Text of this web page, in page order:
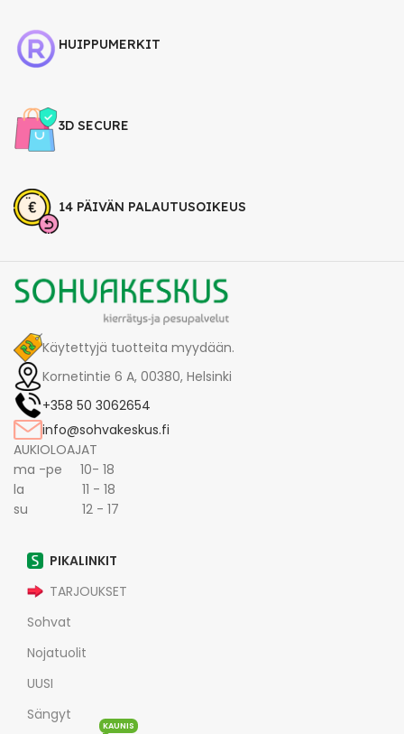
HUIPPUMERKIT
3D SECURE
14 PÄIVÄN PALAUTUSOIKEUS
Käytettyjä tuotteita myydään.
Kornetintie 6 A, 00380, Helsinki
+358 50 3062654
info@sohvakeskus.fi
AUKIOLOAJAT
ma -pe 10- 18
la 11 - 18
su 12 - 17
PIKALINKIT
TARJOUKSET
Sohvat
Nojatuolit
UUSI
Sängyt
KAUNIS